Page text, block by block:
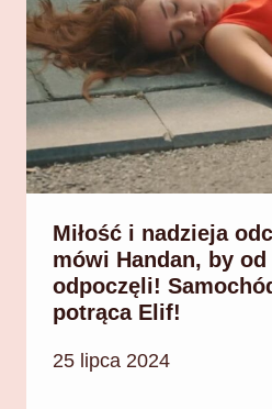
Miłość i nadzieja
mówi Handan, by
odpoczęli!
potrąca Elif!
25 lipca 2024